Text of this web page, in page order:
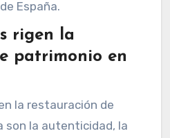
España.
rigen la
patrimonio en
la restauración de
son la autenticidad, la